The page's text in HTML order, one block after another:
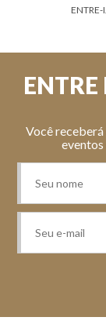
ENTRE-
Você